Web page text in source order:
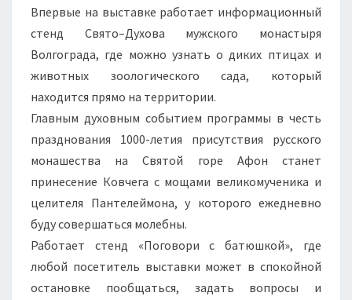
Впервые на выставке работает информационный
стенд Свято–Духова мужского монастыря
Волгограда, где можно узнать о диких птицах и
животных зоологического сада, который
находится прямо на территории.
Главным духовным событием программы в честь
празднования 1000-летия присутствия русского
монашества на Святой горе Афон станет
принесение Ковчега с мощами великомученика и
целителя Пантелеймона, у которого ежедневно
буду совершаться молебны.
Работает стенд «Поговори с батюшкой», где
любой посетитель выставки может в спокойной
остановке пообщаться, задать вопросы и